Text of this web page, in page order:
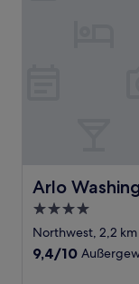
Arlo
Arlo
4.0-
Sterne-
Unterkunft
Northwest, 2,2
9.4
9,4/10